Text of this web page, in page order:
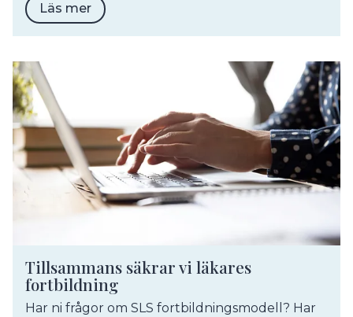
Läs mer
Tillsammans säkrar vi läkares
fortbildning
Har ni frågor om SLS fortbildningsmodell? Har